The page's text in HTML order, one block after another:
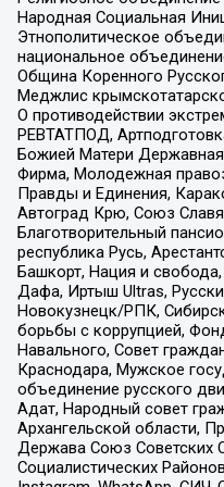
Народная Социальная
Этнополитическое
национальное
Община Коренного
Меджлис
О противодействии
РЕВТАТПОД,
Божией Матери
Фирма, Молодежная
Правды и Единения,
Автоград Крю, Союз
Благотворительный
республика Русь,
Башкорт, Нация и
Дафа, Иртыш Ultras,
Новокузнецк/РПК,
борьбы с коррупцией,
Навального, Совет
Краснодара, Мужское
объединение русского
Адат, Народный совет
Архангельской области,
Держава Союз Советских
Социалистических